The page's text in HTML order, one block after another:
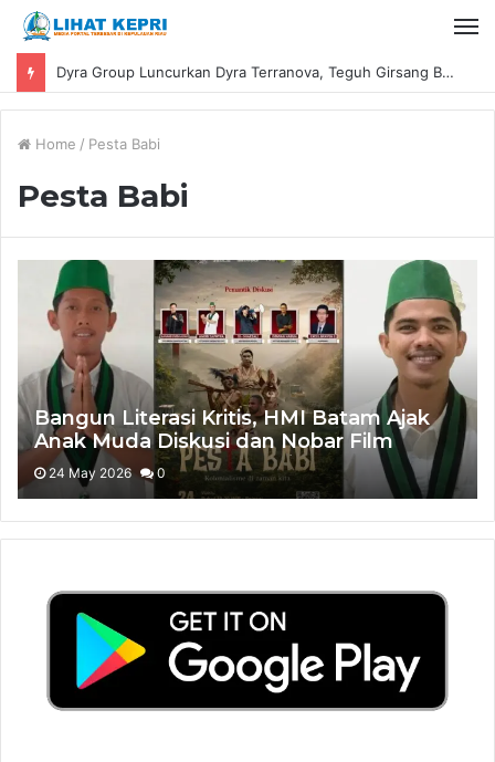
Dyra Group Luncurkan Dyra Terranova, Teguh Girsang Bawa Semangat Anak Muda Bangun Masa Depan Properti Batam
Home / Pesta Babi
Pesta Babi
Bangun Literasi Kritis, HMI Batam Ajak
Anak Muda Diskusi dan Nobar Film
Dokumenter “Pesta Babi”
24 May 2026 0